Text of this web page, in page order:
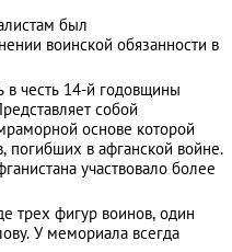
был
воинской обязанности в
в честь 14-й годовщины
собой
основе которой
погибших в афганской войне.
участвовало более
трех фигур воинов, один
У мемориала всегда